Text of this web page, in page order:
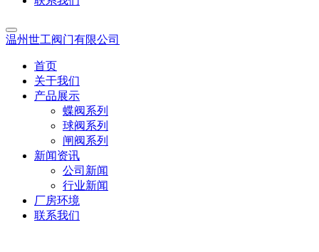
温州世工阀门有限公司
首页
关于我们
产品展示
蝶阀系列
球阀系列
闸阀系列
新闻资讯
公司新闻
行业新闻
厂房环境
联系我们